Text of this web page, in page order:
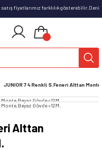
fiyatlarımız farklılık
JUNIOR 7 4 Renkli S.Feneri Alttan
Alttan